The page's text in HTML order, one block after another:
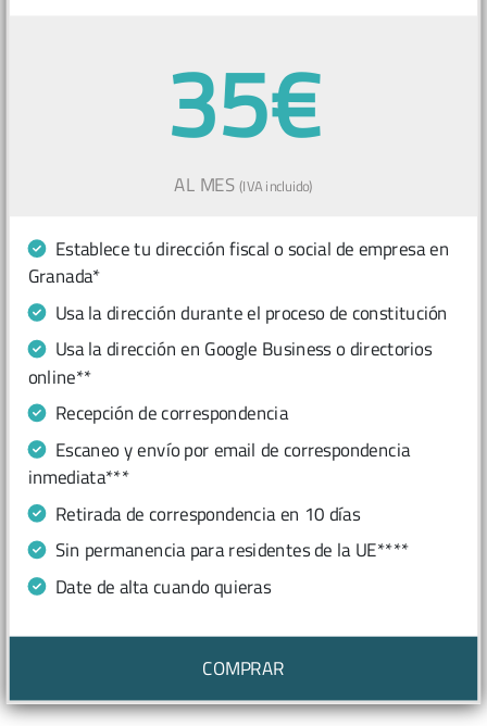
35€
AL MES(IVA incluido)
Establece tu dirección fiscal o social de empresa en
Granada*
Usa la dirección durante el proceso de constitución
Usa la dirección en Google Business o directorios
online**
Recepción de correspondencia
Escaneo y envío por email de correspondencia
inmediata***
Retirada de correspondencia en 10 días
Sin permanencia para residentes de la UE****
Date de alta cuando quieras
COMPRAR